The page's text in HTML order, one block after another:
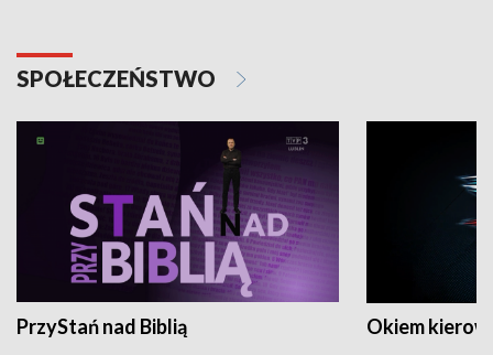
SPOŁECZEŃSTWO
PrzyStań nad Biblią Okiem